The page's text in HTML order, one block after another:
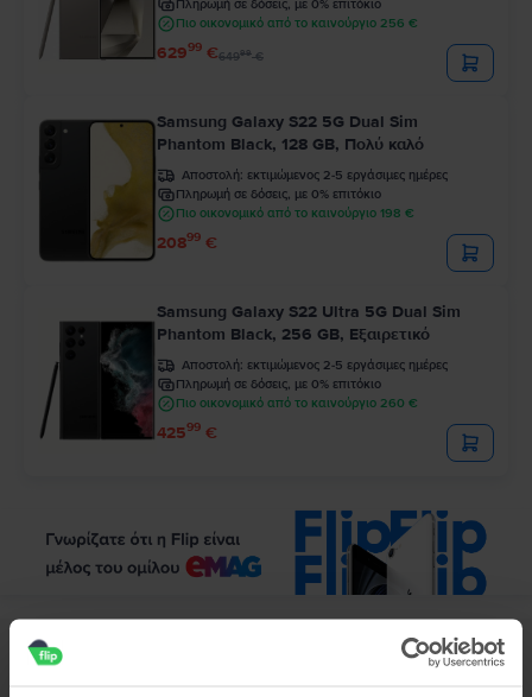
Πληρωμή σε δόσεις, με 0% επιτόκιο
Πιο οικονομικό από το καινούργιο 256 €
62999 €64999€
Samsung Galaxy S22 5G Dual Sim
Phantom Black, 128 GB, Πολύ καλό
Αποστολή: εκτιμώμενος 2-5 εργάσιμες ημέρες
Πληρωμή σε δόσεις, με 0% επιτόκιο
Πιο οικονομικό από το καινούργιο 198 €
20899 €
Samsung Galaxy S22 Ultra 5G Dual Sim
Phantom Black, 256 GB, Εξαιρετικό
Αποστολή: εκτιμώμενος 2-5 εργάσιμες ημέρες
Πληρωμή σε δόσεις, με 0% επιτόκιο
Πιο οικονομικό από το καινούργιο 260 €
42599 €
Περιγραφή